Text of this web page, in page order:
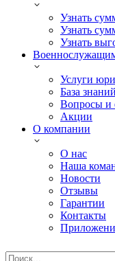
Узнать
Узнать
Узнать
Услуги
База знаний
Вопросы и
Акции
О компании
О нас
Наша
Новости
Отзывы
Гарантии
Контакты